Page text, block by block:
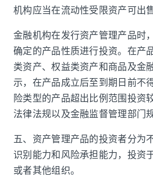
机构应当在流动性受限资产可出
金融机构在发行资产管理产品时
确定的产品性质进行投资。在产
类资产、权益类资产和商品及金
示，在产品成立后至到期日前不
险类型的产品超出比例范围投资
法律法规以及金融监督管理部门
五、资产管理产品的投资者分为
识别能力和风险承担能力，投资
或者其他组织。